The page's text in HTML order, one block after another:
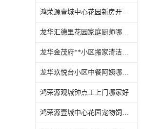
鸿荣源壹城中心花园新房开荒保洁怎么样
龙华汇德里花园家庭厨师哪家好
龙华金茂府**小区搬家清洁怎么样
龙华玖悦台小区中餐阿姨哪家好
鸿荣源观城钟点工上门哪家好
鸿荣源壹城中心花园宠物饲养上门服务哪家好